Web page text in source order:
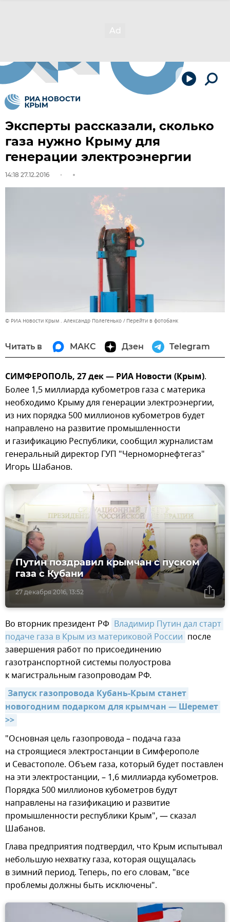
Эксперты рассказали, сколько
газа нужно Крыму для
генерации электроэнергии
14:18 27.12.2016
© РИА Новости Крым . Александр Полегенько Перейти в фотобанк
Читать в МАКС Дзен Telegram
СИМФЕРОПОЛЬ, 27 дек — РИА Новости (Крым).
Более 1,5 миллиарда кубометров газа с материка
необходимо Крыму для генерации электроэнергии,
из них порядка 500 миллионов кубометров будет
направлено на развитие промышленности
и газификацию Республики, сообщил журналистам
генеральный директор ГУП "Черноморнефтегаз"
Игорь Шабанов.
27 декабря 2016, 13:52
Путин поздравил крымчан с пуском
газа с Кубани
Во вторник президент РФ Владимир Путин дал старт
подаче газа в Крым из материковой России после
завершения работ по присоединению
газотранспортной системы полуострова
к магистральным газопроводам РФ.
Запуск газопровода Кубань-Крым станет
новогодним подарком для крымчан — Шеремет
>>
"Основная цель газопровода – подача газа
на строящиеся электростанции в Симферополе
и Севастополе. Объем газа, который будет поставлен
на эти электростанции, – 1,6 миллиарда кубометров.
Порядка 500 миллионов кубометров будут
направлены на газификацию и развитие
промышленности республики Крым", — сказал
Шабанов.
Глава предприятия подтвердил, что Крым испытывал
небольшую нехватку газа, которая ощущалась
в зимний период. Теперь, по его словам, "все
проблемы должны быть исключены".